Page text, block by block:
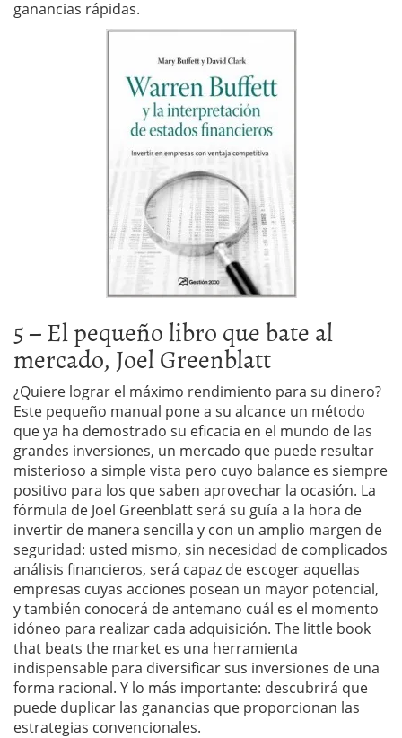
ganancias rápidas.
5 – El pequeño libro que bate al
mercado, Joel Greenblatt
¿Quiere lograr el máximo rendimiento para su dinero?
Este pequeño manual pone a su alcance un método
que ya ha demostrado su eficacia en el mundo de las
grandes inversiones, un mercado que puede resultar
misterioso a simple vista pero cuyo balance es siempre
positivo para los que saben aprovechar la ocasión. La
fórmula de Joel Greenblatt será su guía a la hora de
invertir de manera sencilla y con un amplio margen de
seguridad: usted mismo, sin necesidad de complicados
análisis financieros, será capaz de escoger aquellas
empresas cuyas acciones posean un mayor potencial,
y también conocerá de antemano cuál es el momento
idóneo para realizar cada adquisición. The little book
that beats the market es una herramienta
indispensable para diversificar sus inversiones de una
forma racional. Y lo más importante: descubrirá que
puede duplicar las ganancias que proporcionan las
estrategias convencionales.